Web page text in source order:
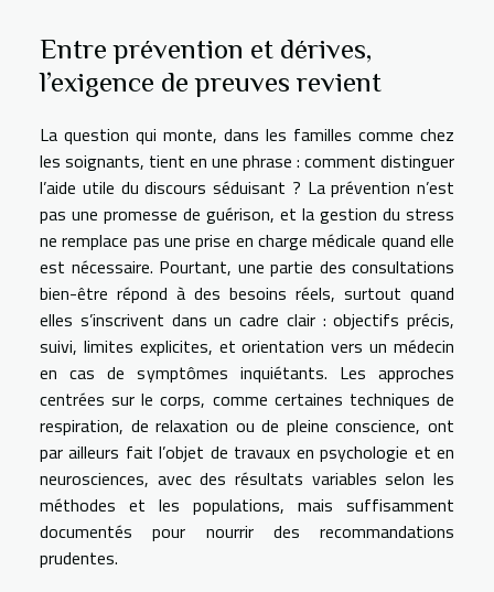
Entre prévention et dérives,
l’exigence de preuves revient
La question qui monte, dans les familles comme chez
les soignants, tient en une phrase : comment distinguer
l’aide utile du discours séduisant ? La prévention n’est
pas une promesse de guérison, et la gestion du stress
ne remplace pas une prise en charge médicale quand elle
est nécessaire. Pourtant, une partie des consultations
bien-être répond à des besoins réels, surtout quand
elles s’inscrivent dans un cadre clair : objectifs précis,
suivi, limites explicites, et orientation vers un médecin
en cas de symptômes inquiétants. Les approches
centrées sur le corps, comme certaines techniques de
respiration, de relaxation ou de pleine conscience, ont
par ailleurs fait l’objet de travaux en psychologie et en
neurosciences, avec des résultats variables selon les
méthodes et les populations, mais suffisamment
documentés pour nourrir des recommandations
prudentes.